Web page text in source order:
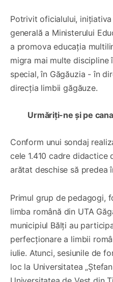
Potrivit oficialului,
generală a Ministerului
a promova educația
migra mai multe discipline
special, în Găgăuzia - în
direcția limbii găgăuze.
Urmăriți-ne și pe
Conform unui sondaj
cele 1.410 cadre didactice
arătat deschise să predea
Primul grup de pedagogi,
limba română din UTA
municipiul Bălți au
perfecționare a limbii
iulie. Atunci, sesiunile de
loc la Universitatea